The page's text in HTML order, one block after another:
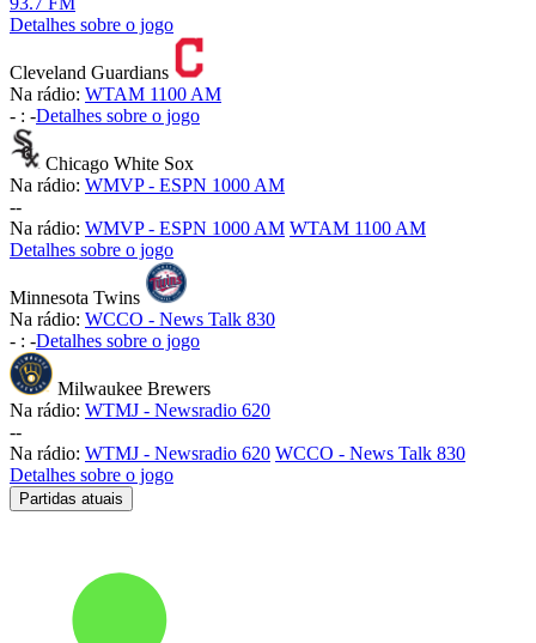
Detalhes sobre o jogo
Cleveland Guardians
Na rádio: WTAM 1100 AM
- : -Detalhes sobre o jogo
Chicago White Sox
Na rádio: WMVP - ESPN 1000 AM
--
Na rádio: WMVP - ESPN 1000 AM WTAM 1100 AM
Detalhes sobre o jogo
Minnesota Twins
Na rádio: WCCO - News Talk 830
- : -Detalhes sobre o jogo
Milwaukee Brewers
Na rádio: WTMJ - Newsradio 620
--
Na rádio: WTMJ - Newsradio 620 WCCO - News Talk 830
Detalhes sobre o jogo
Partidas atuais